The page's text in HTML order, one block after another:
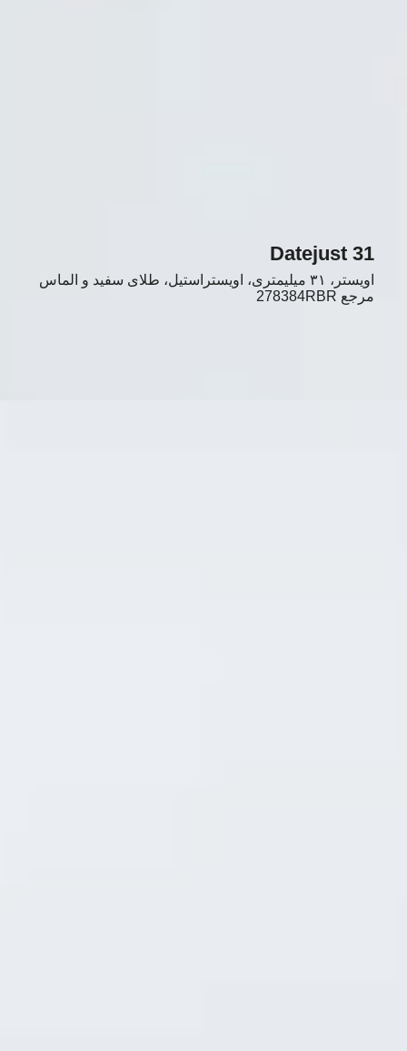
Datejust 31
اویستر، ۳۱ میلیمتری، اویستراستیل، طلای سفید و الماس
مرجع 278384RBR